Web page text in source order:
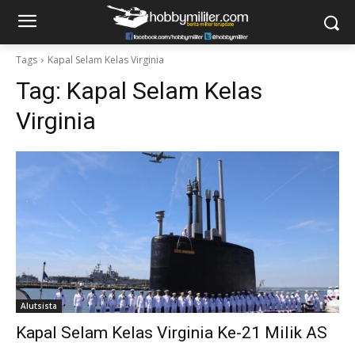
Tags Kapal Selam Kelas Virginia
Tag: Kapal Selam Kelas
Virginia
Alutsista
Kapal Selam Kelas Virginia Ke-21 Milik AS